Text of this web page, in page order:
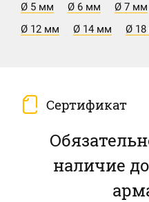
Ø 5 мм Ø 6 мм Ø 7 мм
Ø 12 мм
Ø 14 мм Ø
Сертификат
наличие